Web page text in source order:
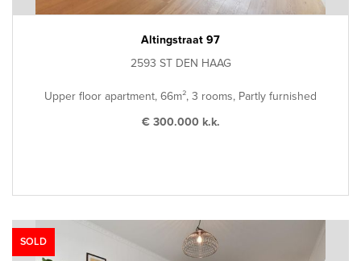
Altingstraat 97
2593 ST DEN HAAG
Upper floor apartment, 66m², 3 rooms, Partly furnished
€ 300.000 k.k.
SOLD